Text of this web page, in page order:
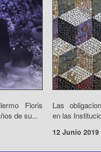
Floris
de su...
Las
en las
12 Junio 2019